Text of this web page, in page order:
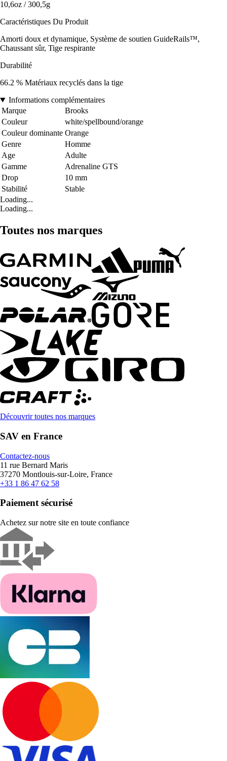
10,6oz / 300,5g
Caractéristiques Du Produit
Amorti doux et dynamique, Système de soutien GuideRails™,
Chaussant sûr, Tige respirante
Durabilité
66.2 % Matériaux recyclés dans la tige
Informations complémentaires
Marque
Brooks
Couleur
white/spellbound/orange
Couleur dominante Orange
Genre
Homme
Age
Adulte
Gamme
Adrenaline GTS
Drop
10 mm
Stabilité
Stable
Loading...
Loading...
Toutes nos marques
Découvrir toutes nos marques
SAV en France
Contactez-nous
11 rue Bernard Maris
37270 Montlouis-sur-Loire, France
+33 1 86 47 62 58
Paiement sécurisé
Achetez sur notre site en toute confiance